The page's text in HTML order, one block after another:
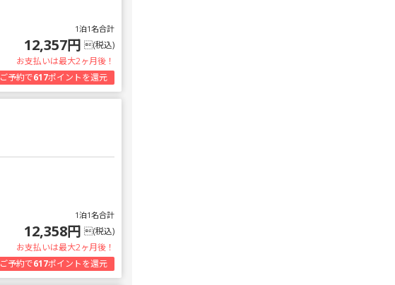
1泊1名合計
12,357円 (税込)
お支払いは最大2ヶ月後！
ご予約で617ポイントを還元
1泊1名合計
12,358円 (税込)
お支払いは最大2ヶ月後！
ご予約で617ポイントを還元